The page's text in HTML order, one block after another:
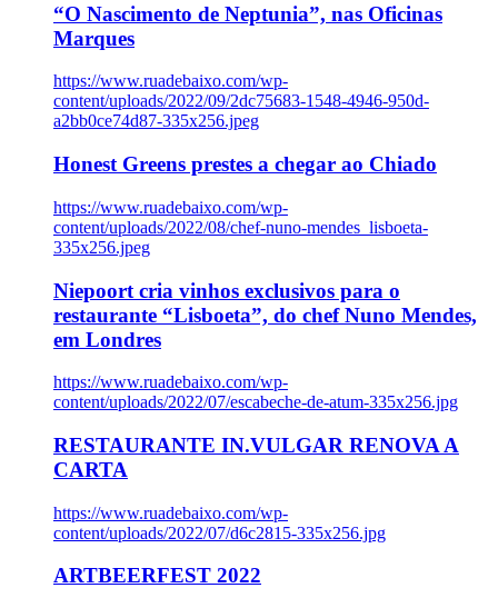
“O Nascimento de Neptunia”, nas Oficinas
Marques
https://www.ruadebaixo.com/wp-
content/uploads/2022/09/2dc75683-1548-4946-950d-
a2bb0ce74d87-335x256.jpeg
Honest Greens prestes a chegar ao Chiado
https://www.ruadebaixo.com/wp-
content/uploads/2022/08/chef-nuno-mendes_lisboeta-
335x256.jpeg
Niepoort cria vinhos exclusivos para o
restaurante “Lisboeta”, do chef Nuno Mendes,
em Londres
https://www.ruadebaixo.com/wp-
content/uploads/2022/07/escabeche-de-atum-335x256.jpg
RESTAURANTE IN.VULGAR RENOVA A
CARTA
https://www.ruadebaixo.com/wp-
content/uploads/2022/07/d6c2815-335x256.jpg
ARTBEERFEST 2022